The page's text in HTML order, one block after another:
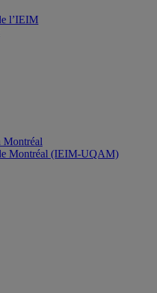
l’IEIM
Montréal
Montréal (IEIM-UQAM)